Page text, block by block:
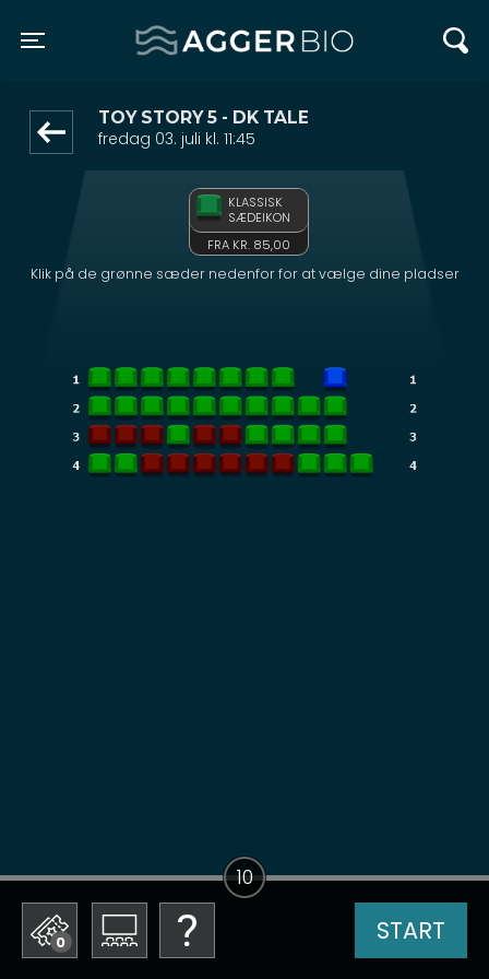
Toggle navigation
Agger BIO
TOY STORY 5 - DK TALE
fredag 03. juli kl. 11:45
KLASSISK
SÆDEIKON
FRA KR. 85,00
Klik på de grønne sæder nedenfor for at vælge dine pladser
0 START
10
1step-front02 040751